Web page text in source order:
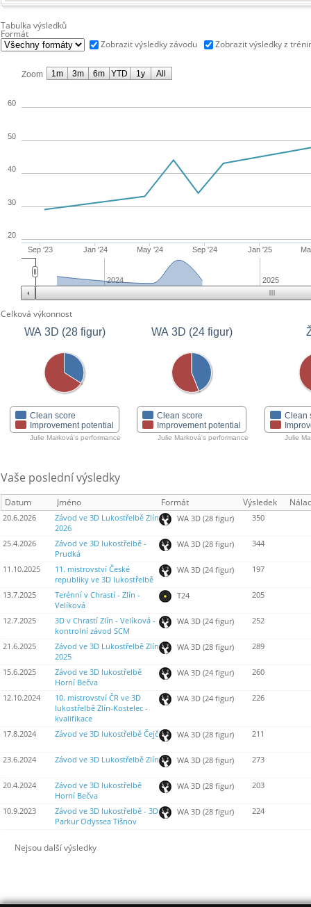
Tabulka výsledků
Formát
Zobrazit výsledky závodu
Zobrazit výsledky z
Zoom
Sep '23 Jan '24 May '24 Sep '24 Jan '25
20
30
40
50
60
2024 2025
1m 3m 6m YTD 1y All
Celková výkonnost
WA 3D (28 figur)
Clean score
Improvement potential
Julie Marková's performance
WA 3D (24 figur)
Clean score
Improvement potential
Julie Marková's performance
Clean
Julie
Vaše poslední výsledky
Datum Jméno Formát Výsledek
20.6.2026
Závod ve 3D Lukostřelbě Zlín
2026
WA 3D (28 figur) 350
25.4.2026
Závod ve 3D lukostřelbě -
Prudká
WA 3D (28 figur) 344
11.10.2025
11. mistrovství České
republiky ve 3D lukostřelbě
WA 3D (24 figur) 197
13.7.2025
Terénní v Chrastí - Zlín -
Velíková
T24 205
12.7.2025
3D v Chrastí Zlín - Velíková -
kontrolní závod SCM
WA 3D (24 figur) 252
21.6.2025
Závod ve 3D Lukostřelbě Zlín
2025
WA 3D (28 figur) 289
15.6.2025
Závod ve 3D lukostřelbě
Horní Bečva
WA 3D (24 figur) 260
12.10.2024
10. mistrovství ČR ve 3D
lukostřelbě Zlín-Kostelec -
kvalifikace
WA 3D (24 figur) 226
17.8.2024 Závod ve 3D lukostřelbě Čejč WA 3D (28 figur) 211
23.6.2024 Závod ve 3D Lukostřelbě Zlín WA 3D (28 figur) 273
20.4.2024
Závod ve 3D lukostřelbě
Horní Bečva
WA 3D (28 figur) 203
10.9.2023
Závod ve 3D lukostřelbě - 3D
Parkur Odyssea Tišnov
WA 3D (28 figur) 224
Nejsou další výsledky